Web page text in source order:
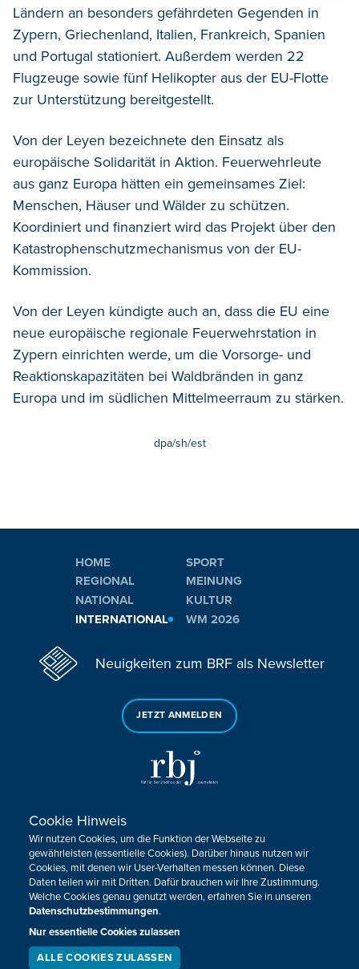
Ländern an besonders gefährdeten Gegenden in
Zypern, Griechenland, Italien, Frankreich, Spanien
und Portugal stationiert. Außerdem werden 22
Flugzeuge sowie fünf Helikopter aus der EU-Flotte
zur Unterstützung bereitgestellt.
Von der Leyen bezeichnete den Einsatz als
europäische Solidarität in Aktion. Feuerwehrleute
aus ganz Europa hätten ein gemeinsames Ziel:
Menschen, Häuser und Wälder zu schützen.
Koordiniert und finanziert wird das Projekt über den
Katastrophenschutzmechanismus von der EU-
Kommission.
Von der Leyen kündigte auch an, dass die EU eine
neue europäische regionale Feuerwehrstation in
Zypern einrichten werde, um die Vorsorge- und
Reaktionskapazitäten bei Waldbränden in ganz
Europa und im südlichen Mittelmeerraum zu stärken.
dpa/sh/est
HOME
REGIONAL
NATIONAL
INTERNATIONAL
SPORT
MEINUNG
KULTUR
WM 2026
Neuigkeiten zum BRF als Newsletter
JETZT ANMELDEN
Sie haben noch Fragen oder Anmerkungen?
KONTAKTIEREN SIE UNS!
Impressum Datenschutz Kontakt
Barrierefreiheit
Cookie-Zustimmung anpassen
Design, Konzept & Programmierung:
Cookie Hinweis
Wir nutzen Cookies, um die Funktion der Webseite zu
gewährleisten (essentielle Cookies). Darüber hinaus nutzen wir
Cookies, mit denen wir User-Verhalten messen können. Diese
Daten teilen wir mit Dritten. Dafür brauchen wir Ihre Zustimmung.
Welche Cookies genau genutzt werden, erfahren Sie in unseren
Datenschutzbestimmungen.
Nur essentielle Cookies zulassen
ALLE COOKIES ZULASSEN